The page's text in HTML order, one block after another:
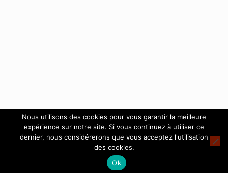
Nous utilisons des cookies pour vous garantir la meilleure
expérience sur notre site. Si vous continuez à utiliser ce
dernier, nous considérerons que vous acceptez l'utilisation
des cookies.
Ok